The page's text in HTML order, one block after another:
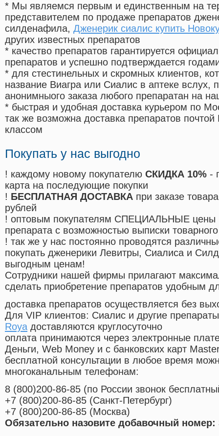
* Мы являемся первым и единственным на
представителем по продаже препаратов
силденафила, Дженерик сиалис купить
других известных препаратов
* качество препаратов гарантируется
препаратов и успешно подтверждается
* для стестинельных и скромных клиентов,
название Виагра или Сиалис в аптеке вслух,
анонимныого заказа любого препаратан на
* быстрая и удобная доставка курьером по
так же возможна доставка препаратов
классом
Покупать у нас выгодно
! каждому новому покупателю СКИДКА 10% -
карта на последующие покупки
! БЕСПЛАТНАЯ ДОСТАВКА при заказе
рублей
! оптовым покупателям СПЕЦИАЛЬНЫЕ цены
препарата с возможностью выписки
! так же у нас постоянно проводятся
покупать дженерики Левитры, Сиалиса и
выгодным ценам!
Cотрудники нашей фирмы прилагают
сделать приобретение препаратов удобным
доставка препаратов осуществляется без
Для VIP клиентов: Сиалис и другие
Roya доставляются круглосуточно
оплата принимаются через электронные
Деньги, Web Money и с банковских карт
бесплатной консультации в любое время
многоканальным телефонам:
8 (800)200-86-85 (по России звонок
+7 (800)200-86-85 (Санкт-Петербург)
+7 (800)200-86-85 (Москва)
Обязательно назовите добавочный номер: